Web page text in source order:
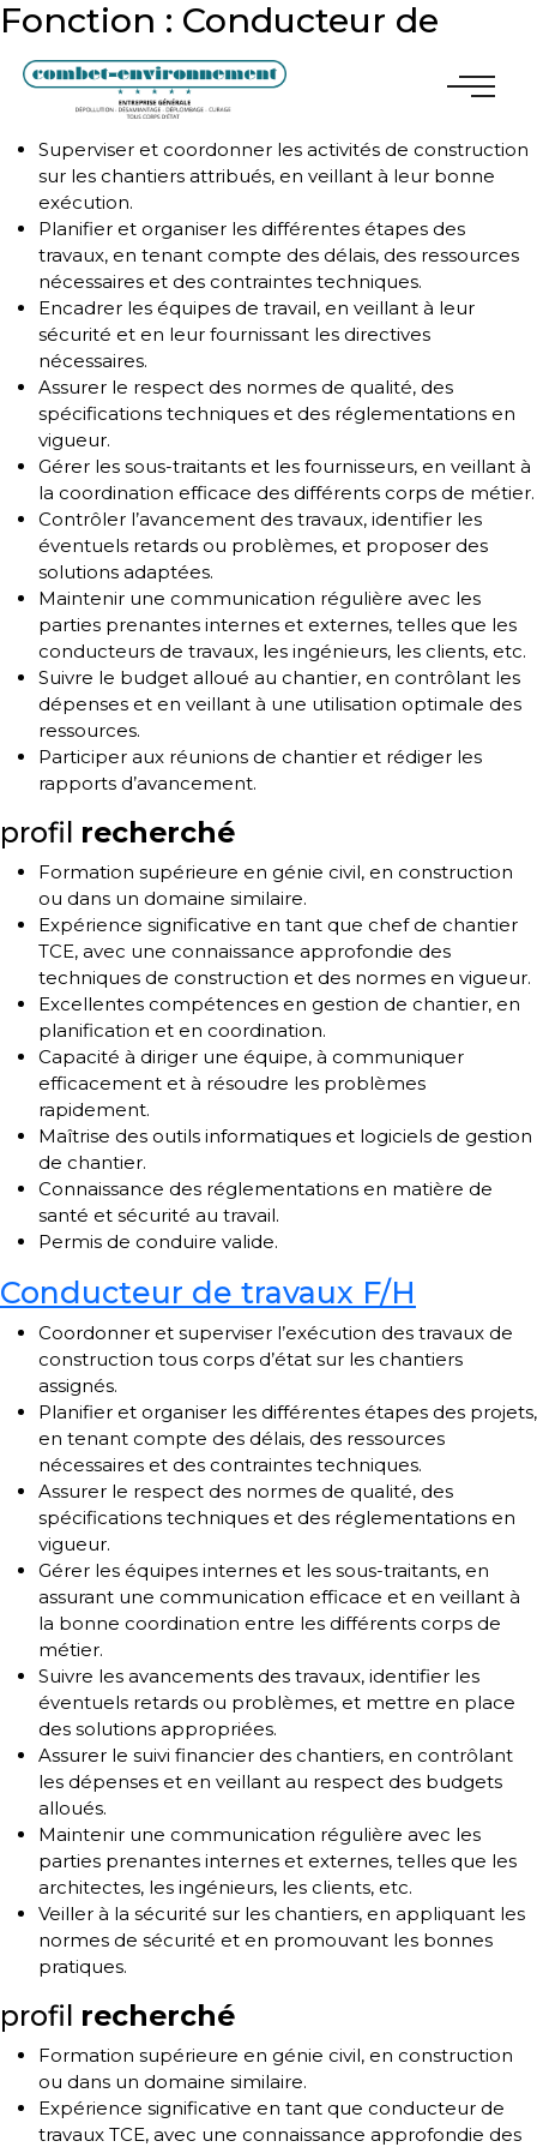
Fonction : Conducteur de
travaux TCE
Chef de chantier F/H
Superviser et coordonner les activités de construction
sur les chantiers attribués, en veillant à leur bonne
exécution.
Planifier et organiser les différentes étapes des
travaux, en tenant compte des délais, des ressources
nécessaires et des contraintes techniques.
Encadrer les équipes de travail, en veillant à leur
sécurité et en leur fournissant les directives
nécessaires.
Assurer le respect des normes de qualité, des
spécifications techniques et des réglementations en
vigueur.
Gérer les sous-traitants et les fournisseurs, en veillant à
la coordination efficace des différents corps de métier.
Contrôler l’avancement des travaux, identifier les
éventuels retards ou problèmes, et proposer des
solutions adaptées.
Maintenir une communication régulière avec les
parties prenantes internes et externes, telles que les
conducteurs de travaux, les ingénieurs, les clients, etc.
Suivre le budget alloué au chantier, en contrôlant les
dépenses et en veillant à une utilisation optimale des
ressources.
Participer aux réunions de chantier et rédiger les
rapports d’avancement.
profil recherché
Formation supérieure en génie civil, en construction
ou dans un domaine similaire.
Expérience significative en tant que chef de chantier
TCE, avec une connaissance approfondie des
techniques de construction et des normes en vigueur.
Excellentes compétences en gestion de chantier, en
planification et en coordination.
Capacité à diriger une équipe, à communiquer
efficacement et à résoudre les problèmes
rapidement.
Maîtrise des outils informatiques et logiciels de gestion
de chantier.
Connaissance des réglementations en matière de
santé et sécurité au travail.
Permis de conduire valide.
Conducteur de travaux F/H
Coordonner et superviser l’exécution des travaux de
construction tous corps d’état sur les chantiers
assignés.
Planifier et organiser les différentes étapes des projets,
en tenant compte des délais, des ressources
nécessaires et des contraintes techniques.
Assurer le respect des normes de qualité, des
spécifications techniques et des réglementations en
vigueur.
Gérer les équipes internes et les sous-traitants, en
assurant une communication efficace et en veillant à
la bonne coordination entre les différents corps de
métier.
Suivre les avancements des travaux, identifier les
éventuels retards ou problèmes, et mettre en place
des solutions appropriées.
Assurer le suivi financier des chantiers, en contrôlant
les dépenses et en veillant au respect des budgets
alloués.
Maintenir une communication régulière avec les
parties prenantes internes et externes, telles que les
architectes, les ingénieurs, les clients, etc.
Veiller à la sécurité sur les chantiers, en appliquant les
normes de sécurité et en promouvant les bonnes
pratiques.
profil recherché
Formation supérieure en génie civil, en construction
ou dans un domaine similaire.
Expérience significative en tant que conducteur de
travaux TCE, avec une connaissance approfondie des